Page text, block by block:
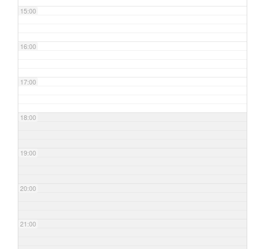
15:00
16:00
17:00
18:00
19:00
20:00
21:00